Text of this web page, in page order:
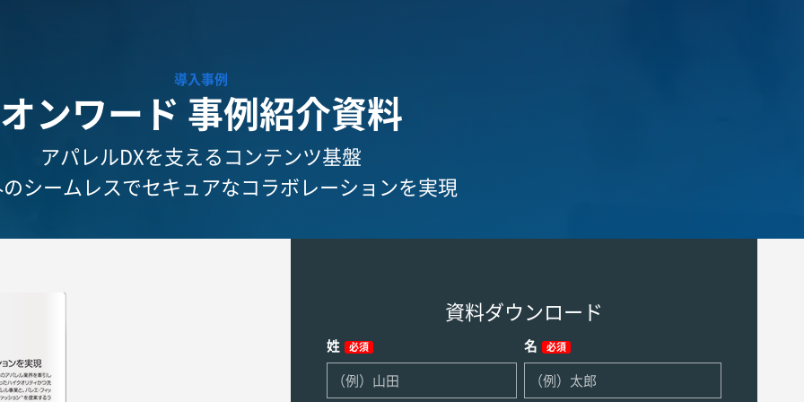
導入事例
オンワード 事例紹介資料
アパレルDXを支えるコンテンツ基盤
シームレスでセキュアなコラボレーションを実現
資料ダウンロード
姓 必須 名 必須